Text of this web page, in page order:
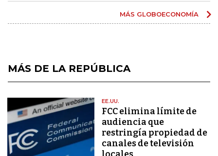
MÁS GLOBOECONOMÍA
MÁS DE LA REPÚBLICA
EE.UU.
FCC elimina límite de
audiencia que
restringía propiedad de
canales de televisión